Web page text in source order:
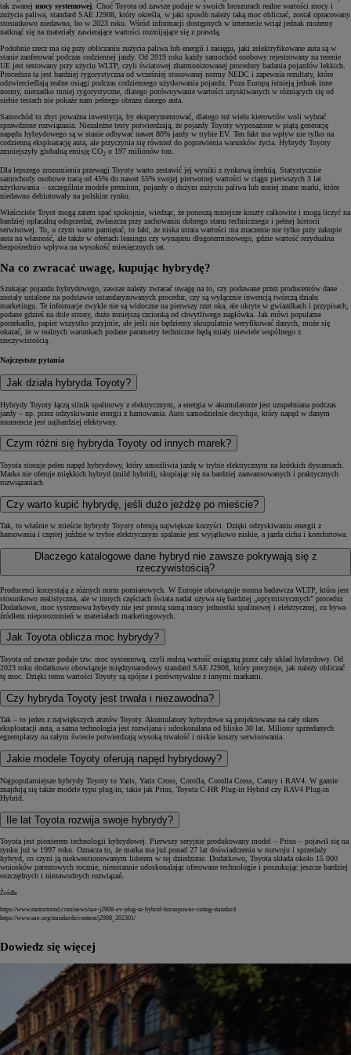
tak zwanej mocy systemowej. Choć Toyota od zawsze podaje w swoich broszurach realne wartości mocy i
zużycia paliwa, standard SAE J2908, który określa, w jaki sposób należy taką moc obliczać, został opracowany
stosunkowo niedawno, bo w 2023 roku. Wśród informacji dostępnych w internecie wciąż jednak możemy
natknąć się na materiały zawierające wartości rozmijające się z prawdą.
Podobnie rzecz ma się przy obliczaniu zużycia paliwa lub energii i zasięgu, jaki zelektryfikowane auta są w
stanie zaoferować podczas codziennej jazdy. Od 2019 roku każdy samochód osobowy rejestrowany na terenie
UE jest testowany przy użyciu WLTP, czyli światowej zharmonizowanej procedury badania pojazdów lekkich.
Procedura ta jest bardziej rygorystyczna od wcześniej stosowanej normy NEDC i zapewnia rezultaty, które
odzwierciedlają realne osiągi podczas codziennego użytkowania pojazdu. Poza Europą istnieją jednak inne
normy, nierzadko mniej rygorystyczne, dlatego porównywanie wartości uzyskiwanych w różniących się od
siebie testach nie pokaże nam pełnego obrazu danego auta.
Samochód to zbyt poważna inwestycja, by eksperymentować, dlatego też wielu kierowców woli wybrać
sprawdzone rozwiązania. Niezależne testy potwierdzają, że pojazdy Toyoty wyposażone w piątą generację
napędu hybrydowego są w stanie odbywać nawet 80% jazdy w trybie EV. Ten fakt ma wpływ nie tylko na
codzienną eksploatację auta, ale przyczynia się również do poprawienia warunków życia. Hybrydy Toyoty
zmniejszyły globalną emisję CO2 o 197 milionów ton.
Dla lepszego zrozumienia przewagi Toyoty warto zestawić jej wyniki z rynkową średnią. Statystycznie
samochody osobowe tracą od 45% do nawet 55% swojej pierwotnej wartości w ciągu pierwszych 3 lat
użytkowania – szczególnie modele premium, pojazdy o dużym zużyciu paliwa lub mniej znane marki, które
niedawno debiutowały na polskim rynku.
Właściciele Toyot mogą zatem spać spokojnie, wiedząc, że ponoszą mniejsze koszty całkowite i mogą liczyć na
bardziej opłacalną odsprzedaż, zwłaszcza przy zachowaniu dobrego stanu technicznego i pełnej historii
serwisowej. To, o czym warto pamiętać, to fakt, że niska utrata wartości ma znaczenie nie tylko przy zakupie
auta na własność, ale także w ofertach leasingu czy wynajmu długoterminowego, gdzie wartość rezydualna
bezpośrednio wpływa na wysokość miesięcznych rat.
Na co zwracać uwagę, kupując hybrydę?
Szukając pojazdu hybrydowego, zawsze należy zwracać uwagę na to, czy podawane przez producentów dane
zostały ustalone na podstawie ustandaryzowanych procedur, czy są wyłącznie inwencją twórczą działu
marketingu. Te informacje zwykle nie są widoczne na pierwszy rzut oka, ale ukryte w gwiazdkach i przypisach,
podane gdzieś na dole strony, dużo mniejszą czcionką od chwytliwego nagłówka. Jak mówi popularne
porzekadło, papier wszystko przyjmie, ale jeśli nie będziemy skrupulatnie weryfikować danych, może się
okazać, że w realnych warunkach podane parametry techniczne będą miały niewiele wspólnego z
rzeczywistością.
Najczęstsze pytania
Jak działa hybryda Toyoty?
Hybrydy Toyoty łączą silnik spalinowy z elektrycznym, a energia w akumulatorze jest uzupełniana podczas
jazdy – np. przez odzyskiwanie energii z hamowania. Auto samodzielnie decyduje, który napęd w danym
momencie jest najbardziej efektywny.
Czym różni się hybryda Toyoty od innych marek?
Toyota stosuje pełen napęd hybrydowy, który umożliwia jazdę w trybie elektrycznym na krótkich dystansach.
Marka nie oferuje miękkich hybryd (mild hybrid), skupiając się na bardziej zaawansowanych i praktycznych
rozwiązaniach
Czy warto kupić hybrydę, jeśli dużo jeżdżę po mieście?
Tak, to właśnie w mieście hybrydy Toyoty oferują największe korzyści. Dzięki odzyskiwaniu energii z
hamowania i częstej jeździe w trybie elektrycznym spalanie jest wyjątkowo niskie, a jazda cicha i komfortowa.
Dlaczego katalogowe dane hybryd nie zawsze pokrywają się z
rzeczywistością?
Producenci korzystają z różnych norm pomiarowych. W Europie obowiązuje norma badawcza WLTP, która jest
stosunkowo realistyczna, ale w innych częściach świata nadal używa się bardziej „optymistycznych” procedur.
Dodatkowo, moc systemowa hybrydy nie jest prostą sumą mocy jednostki spalinowej i elektrycznej, co bywa
źródłem nieporozumień w materiałach marketingowych.
Jak Toyota oblicza moc hybrydy?
Toyota od zawsze podaje tzw. moc systemową, czyli realną wartość osiąganą przez cały układ hybrydowy. Od
2023 roku dodatkowo obowiązuje międzynarodowy standard SAE J2908, który precyzuje, jak należy obliczać
tę moc. Dzięki temu wartości Toyoty są spójne i porównywalne z innymi markami.
Czy hybryda Toyoty jest trwała i niezawodna?
Tak – to jeden z największych atutów Toyoty. Akumulatory hybrydowe są projektowane na cały okres
eksploatacji auta, a sama technologia jest rozwijana i udoskonalana od blisko 30 lat. Miliony sprzedanych
egzemplarzy na całym świecie potwierdzają wysoką trwałość i niskie koszty serwisowania.
Jakie modele Toyoty oferują napęd hybrydowy?
Najpopularniejsze hybrydy Toyoty to Yaris, Yaris Cross, Corolla, Corolla Cross, Camry i RAV4. W gamie
znajdują się także modele typu plug-in, takie jak Prius, Toyota C-HR Plug-in Hybrid czy RAV4 Plug-in
Hybrid.
Ile lat Toyota rozwija swoje hybrydy?
Toyota jest pionierem technologii hybrydowej. Pierwszy seryjnie produkowany model – Prius – pojawił się na
rynku już w 1997 roku. Oznacza to, że marka ma już ponad 27 lat doświadczenia w rozwoju i sprzedaży
hybryd, co czyni ją niekwestionowanym liderem w tej dziedzinie. Dodatkowo, Toyota składa około 15 000
wniosków patentowych rocznie, nieustannie udoskonalając oferowane technologie i poszukując jeszcze bardziej
oszczędnych i niezawodnych rozwiązań.
Źródła
https://www.motortrend.com/news/sae-j2908-ev-plug-in-hybrid-horsepower-rating-standard
https://www.sae.org/standards/content/j2908_202301/
Dowiedz się więcej